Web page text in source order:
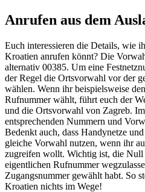
Anrufen aus dem
Euch interessieren die Details, wie
Kroatien anrufen könnt? Die
alternativ 00385. Um eine
der Regel die Ortsvorwahl vor der
wählen. Wenn ihr beispielsweise
Rufnummer wählt, führt euch der
und die Ortsvorwahl von Zagreb.
entsprechenden Nummern und
Bedenkt auch, dass Handynetze
gleiche Vorwahl nutzen, wenn ihr
zugreifen wollt. Wichtig ist, die
eigentlichen Rufnummer
Zugangsnummer gewählt habt. So
Kroatien nichts im Wege!